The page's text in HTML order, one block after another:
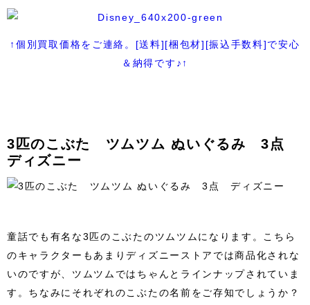
↑個別買取価格をご連絡。[送料][梱包材][振込手数料]で安心
＆納得です♪↑
3匹のこぶた ツムツム ぬいぐるみ 3点
ディズニー
童話でも有名な3匹のこぶたのツムツムになります。こちら
のキャラクターもあまりディズニーストアでは商品化されな
いのですが、ツムツムではちゃんとラインナップされていま
す。ちなみにそれぞれのこぶたの名前をご存知でしょうか？